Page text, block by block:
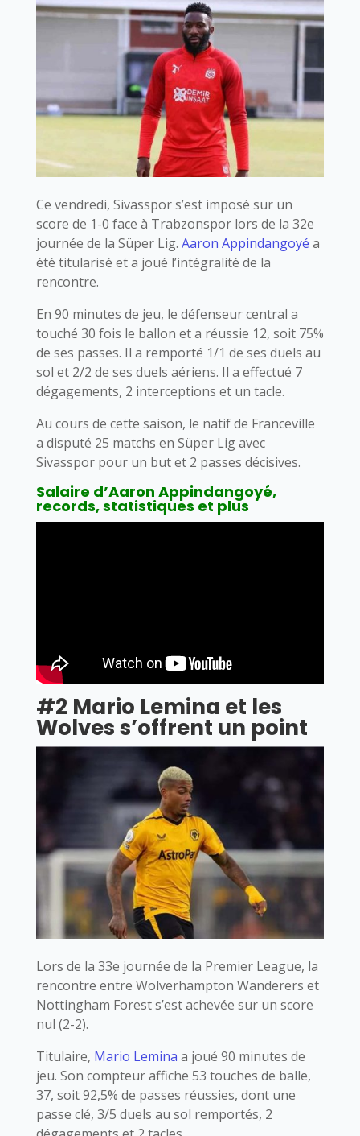
Ce vendredi, Sivasspor s’est imposé sur un
score de 1-0 face à Trabzonspor lors de la 32e
journée de la Süper Lig. Aaron Appindangoyé a
été titularisé et a joué l’intégralité de la
rencontre.
En 90 minutes de jeu, le défenseur central a
touché 30 fois le ballon et a réussie 12, soit 75%
de ses passes. Il a remporté 1/1 de ses duels au
sol et 2/2 de ses duels aériens. Il a effectué 7
dégagements, 2 interceptions et un tacle.
Au cours de cette saison, le natif de Franceville
a disputé 25 matchs en Süper Lig avec
Sivasspor pour un but et 2 passes décisives.
Salaire d’Aaron Appindangoyé,
records, statistiques et plus
#2 Mario Lemina et les
Wolves s’offrent un point
Lors de la 33e journée de la Premier League, la
rencontre entre Wolverhampton Wanderers et
Nottingham Forest s’est achevée sur un score
nul (2-2).
Titulaire, Mario Lemina a joué 90 minutes de
jeu. Son compteur affiche 53 touches de balle,
37, soit 92,5% de passes réussies, dont une
passe clé, 3/5 duels au sol remportés, 2